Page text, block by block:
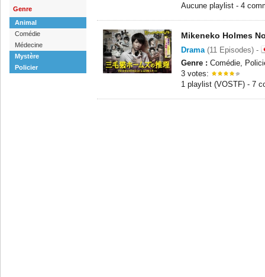
Genre
Animal
Comédie
Médecine
Mystère
Policier
Aucune playlist - 4
Mikeneko Holmes
Drama(11 Episodes) -
Genre : Comédie,
3 votes:
1 playlist (VOSTF) - 7